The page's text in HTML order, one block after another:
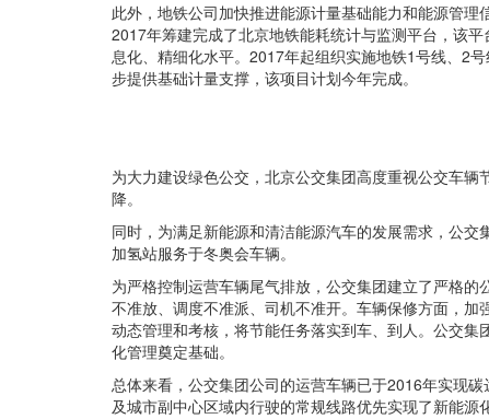
此外，地铁公司加快推进能源计量基础能力和能源管
2017年筹建完成了北京地铁能耗统计与监测平台，该
息化、精细化水平。2017年起组织实施地铁1号线、2
步提供基础计量支撑，该项目计划今年完成。
为大力建设绿色公交，北京公交集团高度重视公交车
降。
同时，为满足新能源和清洁能源汽车的发展需求，公
加氢站服务于冬奥会车辆。
为严格控制运营车辆尾气排放，公交集团建立了严格
不准放、调度不准派、司机不准开。车辆保修方面，
动态管理和考核，将节能任务落实到车、到人。公交
化管理奠定基础。
总体来看，公交集团公司的运营车辆已于2016年实现
及城市副中心区域内行驶的常规线路优先实现了新能源